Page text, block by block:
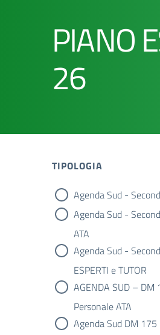
PIANO
26
TIPOLOGIA
tipologia di articoli
Agenda Sud -
Agenda Sud -
ATA
Agenda Sud -
ESPERTI e TUTOR
AGENDA SUD – DM
Personale ATA
Agenda Sud DM 175